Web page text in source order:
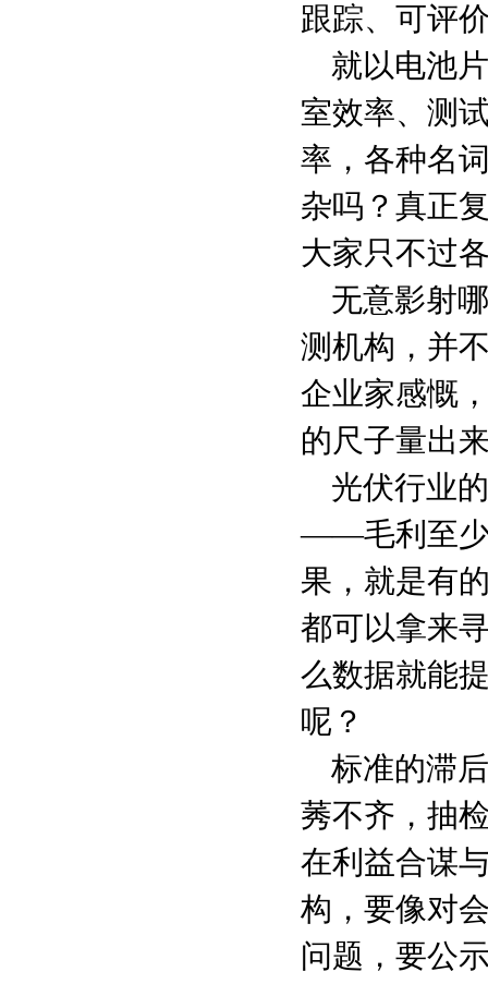
跟踪、可评
就以电池
室效率、测
率，各种名
杂吗？真正
大家只不过
无意影射
测机构，并
企业家感慨
的尺子量出
光伏行业
——毛利至少
果，就是有
都可以拿来
么数据就能
呢？
标准的滞
莠不齐，抽
在利益合谋
构，要像对
问题，要公